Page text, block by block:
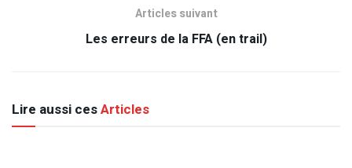
Articles suivant
Les erreurs de la FFA (en trail)
Lire aussi cesArticles